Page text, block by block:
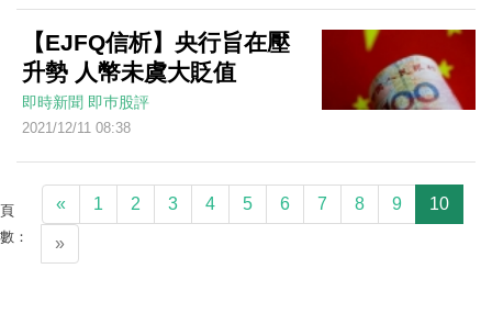
【EJFQ信析】央行旨在壓
升勢 人幣未虞大貶值
即時新聞 即巿股評
2021/12/11 08:38
頁
數：
« 1 2 3 4 5 6 7 8 9 10
»